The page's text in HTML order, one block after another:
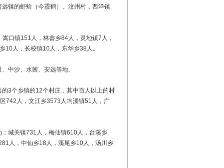
镇的虾蛤（今霞鹤）、汶州村，西洋镇
口镇151人，林畲乡84人，灵地镇7人，
10人，长校镇10人，东华乡38人。
中沙、水茜、安远等地。
3个乡镇的12个村庄，其中百人以上的村
742人，文江乡3573人均溪镇51人，广
城关镇731人，梅仙镇610人，台溪乡
人，中仙乡18人，溪尾乡10人，汤川乡